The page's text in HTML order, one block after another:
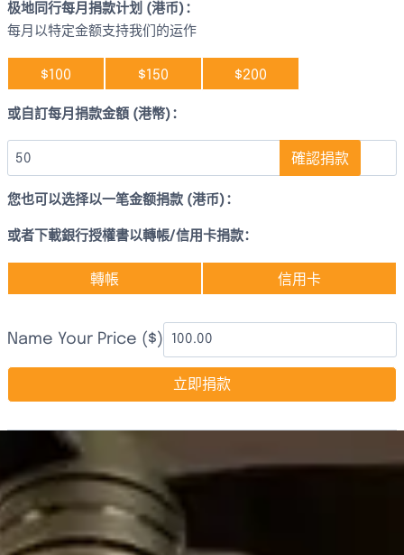
极地同行每月捐款计划 (港币)：
每月以特定金额支持我们的运作
$100 $150 $200
或自訂每月捐款金額 (港幣)：
確認捐款
您也可以选择以一笔金额捐款 (港币)：
或者下載銀行授權書以轉帳/信用卡捐款：
轉帳 信用卡
Name Your Price ($)
立即捐款